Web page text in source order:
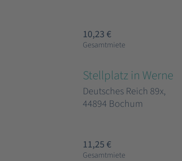
10,23 €
Gesamtmiete
Stellplatz in Werne
Deutsches Reich 89x,
44894 Bochum
11,25 €
Gesamtmiete